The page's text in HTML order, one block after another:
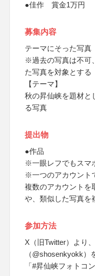
●佳作 賞金1万円
募集内容
テーマにそった写真
※過去の写真は不可
た写真を対象とする
【テーマ】
秋の昇仙峡を題材と
る写真
提出物
●作品
※一眼レフでもスマ
※一つのアカウント
複数のアカウントを
や、類似した写真を
参加方法
X（旧Twitter）より
（@shosenkyokk
「#昇仙峡フォトコ